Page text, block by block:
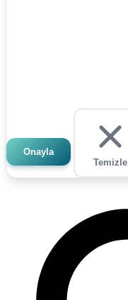
Onayla
Temizle